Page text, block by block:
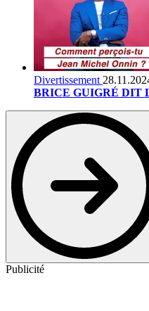
Divertissement
BRICE GUIGRÉ DIT
Publicité